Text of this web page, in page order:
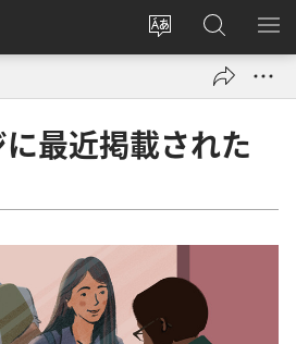
サ
ト
言
を
る
ロ
グ
ン
し
タ
開
く）
JW.ORG
の
検
メ
を
に最近掲載された